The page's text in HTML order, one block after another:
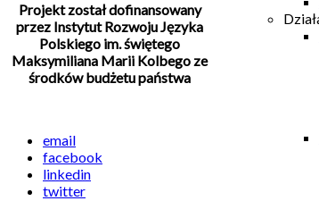
Projekt został dofinansowany
przez Instytut Rozwoju Języka
Polskiego im. świętego
Maksymiliana Marii Kolbego ze
środków budżetu państwa
email
facebook
linkedin
twitter